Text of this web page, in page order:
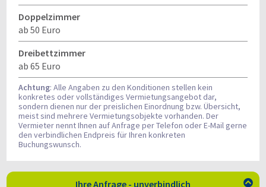
Doppelzimmer
ab 50 Euro
Dreibettzimmer
ab 65 Euro
Achtung: Alle Angaben zu den Konditionen stellen kein
konkretes oder vollständiges Vermietungsangebot dar,
sondern dienen nur der preislichen Einordnung bzw. Übersicht,
meist sind mehrere Vermietungsobjekte vorhanden. Der
Vermieter nennt Ihnen auf Anfrage per Telefon oder E-Mail gerne
den verbindlichen Endpreis für Ihren konkreten
Buchungswunsch.
Ihre Anfrage - unverbindlich 